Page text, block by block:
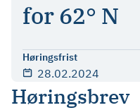
for 62° N
Høringsfrist
28.02.2024
Høringsbrev